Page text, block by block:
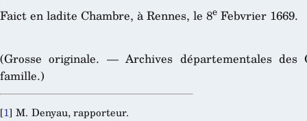
Faict en ladite Chambre, à Rennes, le 8e Febvrier 1669.
(Grosse originale. — Archives départementales
famille.)
[1] M. Denyau, rapporteur.